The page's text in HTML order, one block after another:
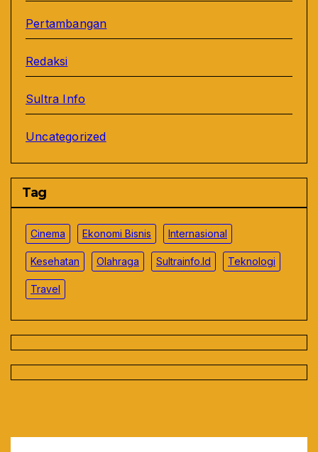
Pertambangan
Redaksi
Sultra Info
Uncategorized
Tag
Cinema Ekonomi Bisnis Internasional
Kesehatan Olahraga Sultrainfo.id Teknologi
Travel